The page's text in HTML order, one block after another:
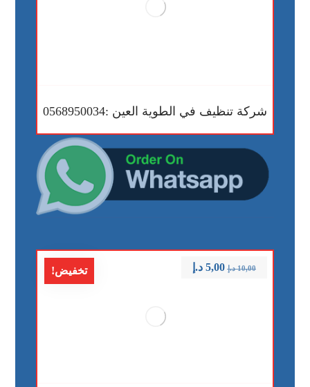
شركة تنظيف في الطوية العين :0568950034
تخفيض! 10,00 د.إ 5,00 د.إ